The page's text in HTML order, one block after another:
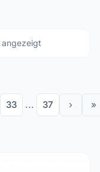
angezeigt
33 ... 37 › »